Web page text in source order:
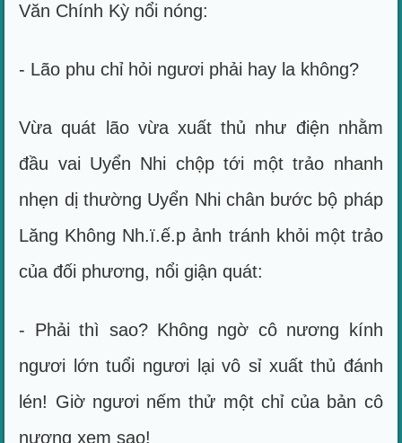
Văn Chính Kỳ nổi nóng:
- Lão phu chỉ hỏi ngươi phải hay la không?
Vừa quát lão vừa xuất thủ như điện nhằm
đầu vai Uyển Nhi chộp tới một trảo nhanh
nhẹn dị thường Uyển Nhi chân bước bộ pháp
Lăng Không Nh.ï.ế.p ảnh tránh khỏi một trảo
của đối phương, nổi giận quát:
- Phải thì sao? Không ngờ cô nương kính
ngươi lớn tuổi ngươi lại vô sỉ xuất thủ đánh
lén! Giờ ngươi nếm thử một chỉ của bản cô
nương xem sao!